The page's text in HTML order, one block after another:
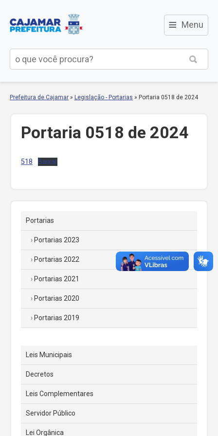
≡ Menu
Prefeitura de Cajamar » Legislação - Portarias » Portaria 0518 de 2024
Portaria 0518 de 2024
518 Baixar
Portarias
Portarias 2023
Portarias 2022
Portarias 2021
Portarias 2020
Portarias 2019
Leis Municipais
Decretos
Leis Complementares
Servidor Público
Lei Orgânica